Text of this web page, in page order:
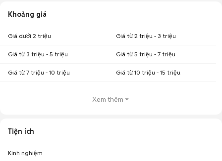
Khoảng giá
Giá dưới 2 triệu Giá từ 2 triệu - 3 triệu
Giá từ 3 triệu - 5 triệu Giá từ 5 triệu - 7 triệu
Giá từ 7 triệu - 10 triệu Giá từ 10 triệu - 15 triệu
Xem thêm
Tiện ích
Kinh nghiệm